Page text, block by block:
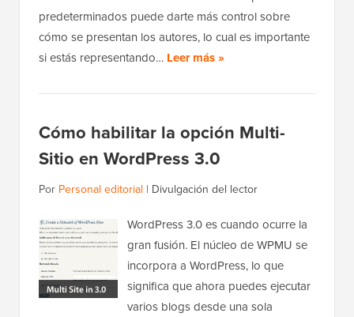
predeterminados puede darte más control sobre
cómo se presentan los autores, lo cual es importante
si estás representando… Leer más »
Cómo habilitar la opción Multi-
Sitio en WordPress 3.0
Por Personal editorial | Divulgación del lector
WordPress 3.0 es cuando ocurre la
gran fusión. El núcleo de WPMU se
incorpora a WordPress, lo que
significa que ahora puedes ejecutar
varios blogs desde una sola